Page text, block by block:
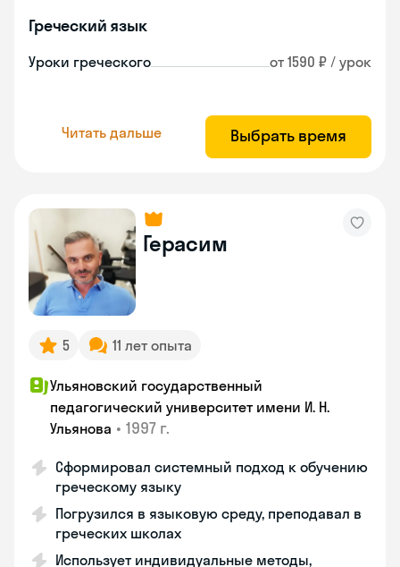
Греческий язык
Уроки греческого от 1590 ₽ / урок
Читать дальше Выбрать время
Герасим
5 11 лет опыта
Ульяновский государственный
педагогический университет имени И. Н.
Ульянова • 1997 г.
Сформировал системный подход к обучению
греческому языку
Погрузился в языковую среду, преподавал в
греческих школах
Использует индивидуальные методы,